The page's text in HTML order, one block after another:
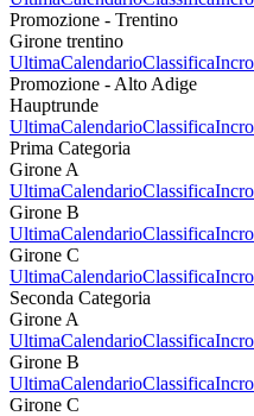
Promozione - Trentino
Girone trentino
UltimaCalendarioClassifica
Promozione - Alto Adige
Hauptrunde
UltimaCalendarioClassifica
Prima Categoria
Girone A
UltimaCalendarioClassifica
Girone B
UltimaCalendarioClassifica
Girone C
UltimaCalendarioClassifica
Seconda Categoria
Girone A
UltimaCalendarioClassifica
Girone B
UltimaCalendarioClassifica
Girone C